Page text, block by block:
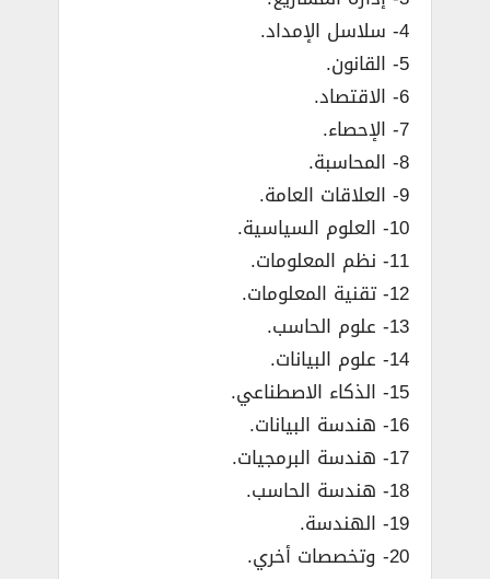
4- سلاسل الإمداد.
5- القانون.
6- الاقتصاد.
7- الإحصاء.
8- المحاسبة.
9- العلاقات العامة.
10- العلوم السياسية.
11- نظم المعلومات.
12- تقنية المعلومات.
13- علوم الحاسب.
14- علوم البيانات.
15- الذكاء الاصطناعي.
16- هندسة البيانات.
17- هندسة البرمجيات.
18- هندسة الحاسب.
19- الهندسة.
20- وتخصصات أخري.